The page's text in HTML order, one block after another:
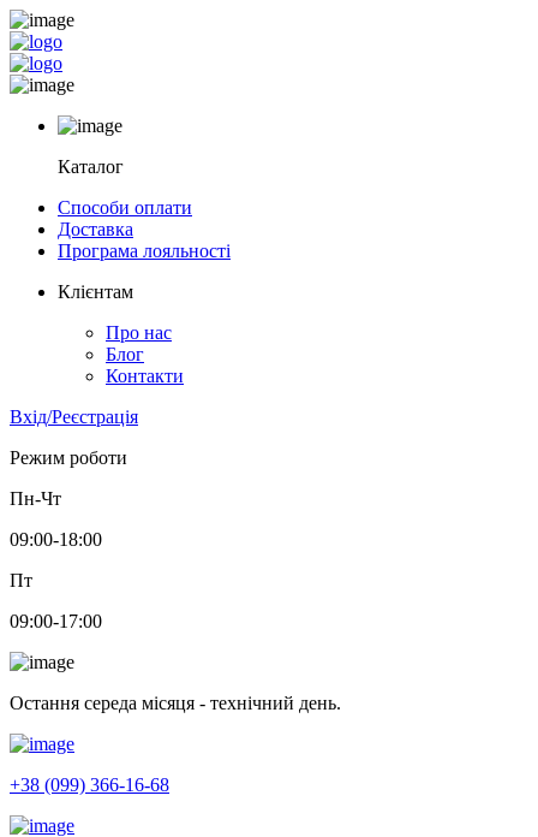
Каталог
Способи оплати
Доставка
Програма лояльності
Клієнтам
Про нас
Блог
Контакти
Вхід/Реєстрація
Режим роботи
Пн-Чт
09:00-18:00
Пт
09:00-17:00
Остання середа місяця - технічний день.
+38 (099) 366-16-68